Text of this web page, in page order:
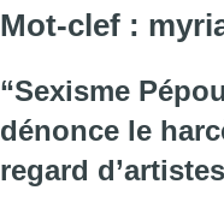
Mot-clef :
“Sexisme
dénonce le
regard d’artistes